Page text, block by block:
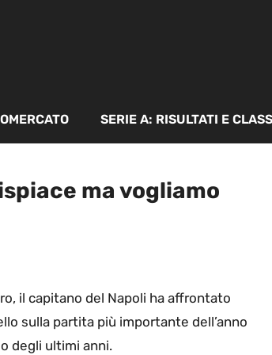
SERIE A: RISULTATI E
ma vogliamo
il capitano del Napoli ha affrontato
sulla partita più importante dell’anno
degli ultimi anni.